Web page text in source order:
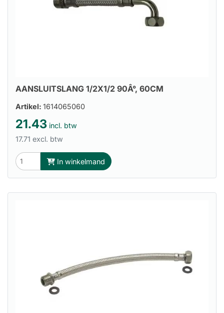
AANSLUITSLANG 1/2X1/2 90Â°, 60CM
Artikel: 1614065060
21.43 incl. btw
17.71 excl. btw
In winkelmand